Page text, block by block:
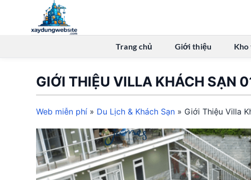
Trang chủ Giới thiệu
GIỚI THIỆU VILLA KHÁCH SẠN
Web miễn phí » Du Lịch & Khách Sạn » Giới Thiệu Villa